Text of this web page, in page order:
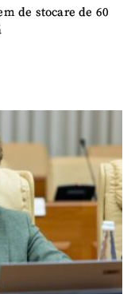
de stocare de 60